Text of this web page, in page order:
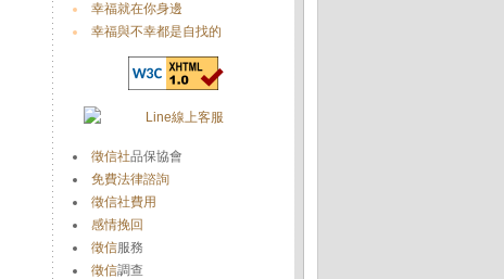
幸福就在你身邊
幸福與不幸都是自找的
徵信社品保協會
免費法律諮詢
徵信社費用
感情挽回
徵信服務
徵信調查